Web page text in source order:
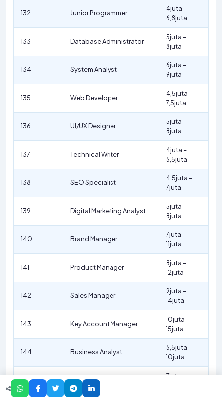
132 Junior Programmer
4juta –
6,8juta
133 Database Administrator
5juta –
8juta
134 System Analyst
6juta –
9juta
135 Web Developer
4,5juta –
7,5juta
136 UI/UX Designer
5juta –
8juta
137 Technical Writer
4juta –
6,5juta
138 SEO Specialist
4,5juta –
7juta
139 Digital Marketing Analyst
5juta –
8juta
140 Brand Manager
7juta –
11juta
141 Product Manager
8juta –
12juta
142 Sales Manager
9juta –
14juta
143 Key Account Manager
10juta –
15juta
144 Business Analyst
6,5juta –
10juta
145 Project Engineer
7juta –